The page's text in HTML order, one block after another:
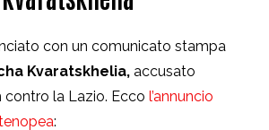
con un comunicato stampa
Kvaratskhelia, accusato
contro la Lazio. Ecco l’annuncio
: